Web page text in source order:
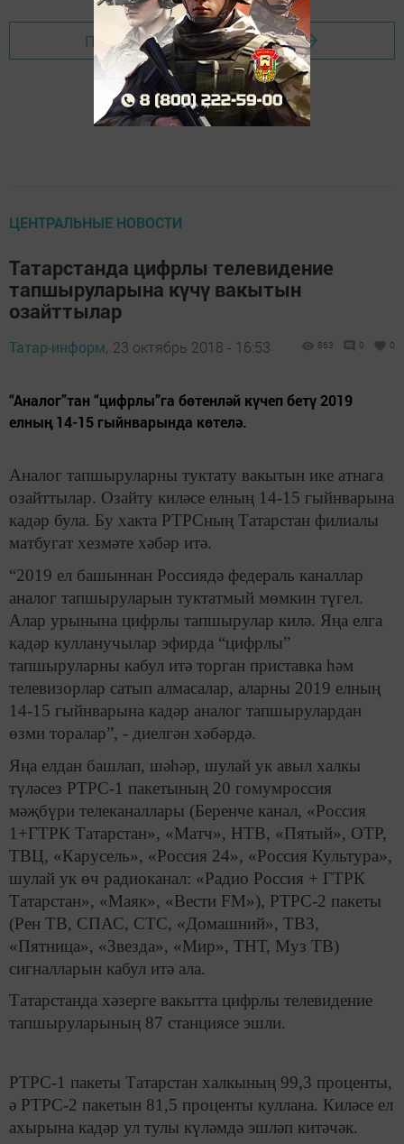
Перейти на страницу новости
ЦЕНТРАЛЬНЫЕ НОВОСТИ
Татарстанда цифрлы телевидение
тапшыруларына күчү вакытын
озайттылар
Татар-информ, 23 октябрь 2018 - 16:53 863 0 0
“Аналог”тан “цифрлы”га бөтенләй күчеп бетү 2019
елның 14-15 гыйнварында көтелә.
Аналог тапшыруларны туктату вакытын ике атнага
озайттылар. Озайту киләсе елның 14-15 гыйнварына
кадәр була. Бу хакта РТРСның Татарстан филиалы
матбугат хезмәте хәбәр итә.
“2019 ел башыннан Россиядә федераль каналлар
аналог тапшыруларын туктатмый мөмкин түгел.
Алар урынына цифрлы тапшырулар килә. Яңа елга
кадәр кулланучылар эфирда “цифрлы”
тапшыруларны кабул итә торган приставка һәм
телевизорлар сатып алмасалар, аларны 2019 елның
14-15 гыйнварына кадәр аналог тапшырулардан
өзми торалар”, - диелгән хәбәрдә.
Яңа елдан башлап, шәһәр, шулай ук авыл халкы
түләсез РТРС-1 пакетының 20 гомумроссия
мәҗбүри телеканаллары (Беренче канал, «Россия
1+ГТРК Татарстан», «Матч», НТВ, «Пятый», ОТР,
ТВЦ, «Карусель», «Россия 24», «Россия Культура»,
шулай ук өч радиоканал: «Радио Россия + ГТРК
Татарстан», «Маяк», «Вести FM»), РТРС-2 пакеты
(Рен ТВ, СПАС, СТС, «Домашний», ТВ3,
«Пятница», «Звезда», «Мир», ТНТ, Муз ТВ)
сигналларын кабул итә ала.
Татарстанда хәзерге вакытта цифрлы телевидение
тапшыруларының 87 станциясе эшли.
РТРС-1 пакеты Татарстан халкының 99,3 проценты,
ә РТРС-2 пакетын 81,5 проценты куллана. Киләсе ел
ахырына кадәр ул тулы күләмдә эшләп китәчәк.